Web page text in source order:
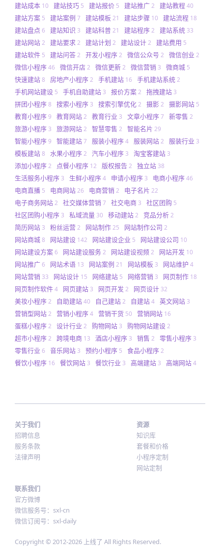
建站成本 10 建站技巧 5 建站报价 5 建站推广2 建站教程40
建站方案 5 建站案例 7 建站模板 21 建站步骤 10 建站流程 18
建站盘点 6 建站知识 3 建站科普21 建站程序2 建站系统 33
建站网站2 建站要求2 建站计划 2 建站设计2 建站费用 5
建站软件 5 建站问答2 开发小程序2 微信公众号 2 微信创业 2
微信小程序46 微信开店2 微信更新2 微信营销 3 微商城 5
快速建站8 房地产小程序2 手机建站 16 手机建站系统2
手机网站建设 5 手机自助建站 3 报价方案2 拖拽建站 3
拼团小程序8 搜索小程序 3 搜索引擎优化2 摄影2 摄影网站 5
教育小程序9 教育网站2 教育行业 3 文章小程序7 新零售 2
旅游小程序 3 旅游网站2 智慧零售 2 智能名片 29
智能小程序9 智能建站7 服装小程序4 服装网站2 服装行业 3
模板建站8 水果小程序2 汽车小程序 3 淘宝客建站 3
添加小程序2 点餐小程序 12 版权报告2 独立站 38
生活服务小程序 3 生鲜小程序4 申请小程序 3 电商小程序46
电商直播 5 电商网站26 电商营销 2 电子名片 22
电子商务网站2 社交媒体营销 7 社交电商 3 社区团购 5
社区团购小程序 3 私域流量 30 移动建站2 竞品分析2
简历网站 3 粉丝运营2 网站制作25 网站制作公司 2
网站商城8 网站建设 142 网站建设企业 5 网站建设公司 10
网站建设方案6 网站建设服务2 网站建设视频2 网站开发 10
网站推广6 网站术语 13 网站案例 21 网站模板 3 网站维护 4
网站营销 33 网站设计 15 网络建站 5 网络营销 3 网页制作 18
网页制作软件4 网页建站 3 网页开发 2 网页设计 32
美妆小程序2 自助建站40 自己建站2 自建站4 英文网站 3
营销型网站2 营销小程序4 营销干货 50 营销网站 16
蛋糕小程序2 设计行业 2 购物网站 3 购物网站建设2
超市小程序2 跨境电商 13 酒店小程序 3 销售 2 零售小程序 3
零售行业 6 音乐网站 3 预约小程序 5 食品小程序2
餐饮小程序 16 餐饮网站 3 餐饮行业 3 高端建站 3 高端网站4
关于我们
招聘信息
服务条款
法律声明
资源
知识库
套餐和价格
小程序定制
网站定制
联系我们
官方微博
微信服务号：sxl-cn
微信订阅号：sxl-daily
Copyright © 2012-2026 上线了 All Rights Reserved.